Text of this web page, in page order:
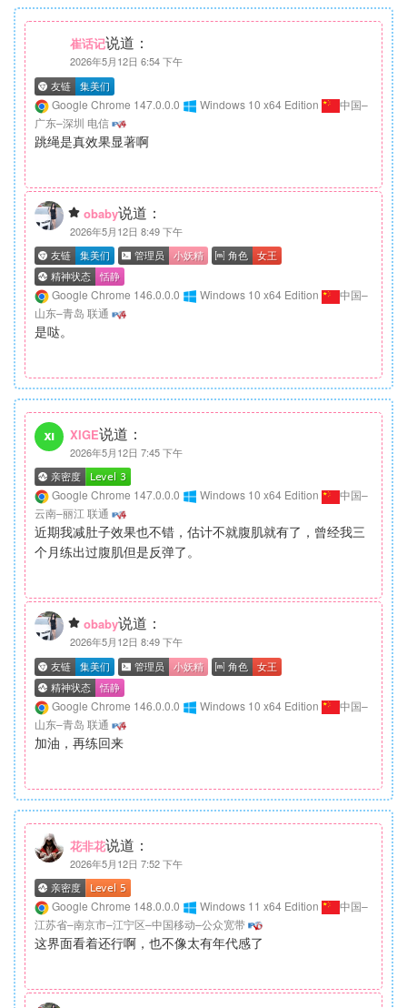
崔话记说道：
2026年5月12日 6:54 下午
Google Chrome 147.0.0.0 Windows 10 x64 Edition
中国–
广东–深圳 电信
跳绳是真效果显著啊
obaby说道：
2026年5月12日 8:49 下午
Google Chrome 146.0.0.0 Windows 10 x64 Edition
中国–
山东–青岛 联通
是哒。
XIGE说道：
2026年5月12日 7:45 下午
Google Chrome 147.0.0.0 Windows 10 x64 Edition
中国–
云南–丽江 联通
近期我减肚子效果也不错，估计不就腹肌就有了，曾经我三
个月练出过腹肌但是反弹了。
obaby说道：
2026年5月12日 8:49 下午
Google Chrome 146.0.0.0 Windows 10 x64 Edition
中国–
山东–青岛 联通
加油，再练回来
花非花说道：
2026年5月12日 7:52 下午
Google Chrome 148.0.0.0 Windows 11 x64 Edition
中国–
江苏省–南京市–江宁区–中国移动–公众宽带
这界面看着还行啊，也不像太有年代感了